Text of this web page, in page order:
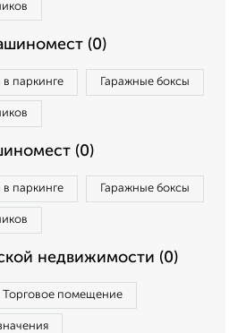
(0)
паркинге Гаражные боксы
(0)
паркинге Гаражные боксы
недвижимости (0)
Торговое помещение